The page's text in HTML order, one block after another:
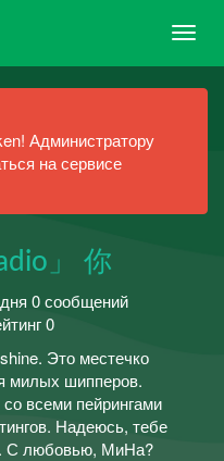
Администратору
на сервисе
」 你
0 сообщений
0
Это местечко
милых шипперов.
всеми пейрингами
Надеюсь, тебе
С любовью, МиНа?